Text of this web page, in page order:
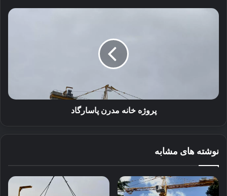
پروژه
پروژه خانه مدرن پاسارگاد
نوشته های مشابه